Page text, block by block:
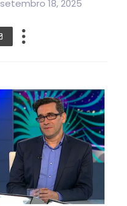
setembro 18, 2025